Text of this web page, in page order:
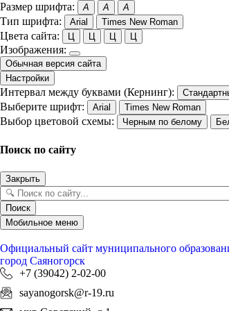
Размер шрифта: A A A
Тип шрифта: Arial Times New Roman
Цвета сайта: Ц Ц Ц Ц
Изображения:
Обычная версия сайта
Настройки
Интервал между буквами (Кернинг):
Выберите шрифт: Arial Times New Roman
Выбор цветовой схемы: Черным по белому
Поиск по сайту
Закрыть
Поиск
Мобильное меню
Официальный сайт муниципального
город Саяногорск
+7 (39042) 2-02-00
sayanogorsk@r-19.ru